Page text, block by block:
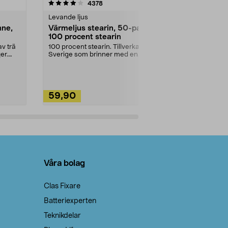
trä
4378recensioner
Levande ljus
Värmeljus stearin, 50-pack,
100 procent stearin
100 procent stearin. Tillverkade i
Sverige som brinner med en
59,90
4.5av 5 stjärnor
Våra bolag
Clas Fixare
Batteriexperten
Teknikdelar